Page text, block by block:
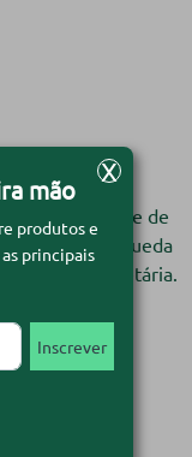
– Gerente de
dólar em queda
política monetária.
entre os
tarifas
— ação
como […]
X
mão
produtos e
principais